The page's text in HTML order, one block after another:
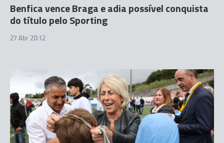
Benfica vence Braga e adia possível conquista
do título pelo Sporting
27 Abr 20:12